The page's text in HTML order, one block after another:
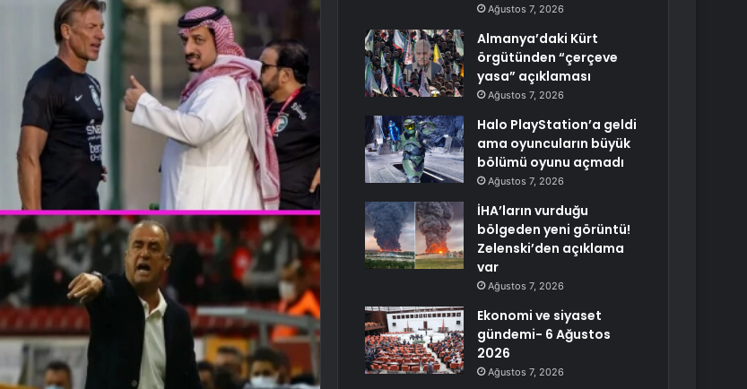
Ağustos 7, 2026
Almanya’daki Kürt
örgütünden “çerçeve
yasa” açıklaması
Ağustos 7, 2026
Halo PlayStation’a geldi
ama oyuncuların büyük
bölümü oyunu açmadı
Ağustos 7, 2026
İHA’ların vurduğu
bölgeden yeni görüntü!
Zelenski’den açıklama
var
Ağustos 7, 2026
Ekonomi ve siyaset
gündemi- 6 Ağustos
2026
Ağustos 7, 2026